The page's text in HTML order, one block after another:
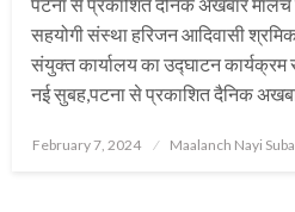
सहयोगी संस्था हरिजन आदिवासी
संयुक्त कार्यालय का उद्घाटन कार्यक्रम
नई सुबह,पटना से प्रकाशित दैनिक
Posted
February 7, 2024 Maalanch Nayi